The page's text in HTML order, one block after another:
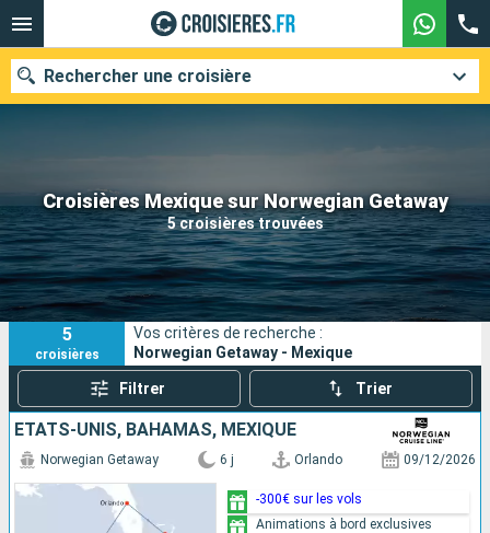
Croisières Mexique sur Norwegian Getaway
5 croisières trouvées
Rechercher une croisière
Nos destinations
Mois de départ
Ports Compagnies
Rechercher
5
croisières
Vos critères de recherche :
Norwegian Getaway - Mexique
Filtrer Trier
ÉTATS-UNIS, BAHAMAS, MEXIQUE
Norwegian Getaway 6 j Orlando 09/12/2026
-300€ sur les vols
Animations à bord exclusives